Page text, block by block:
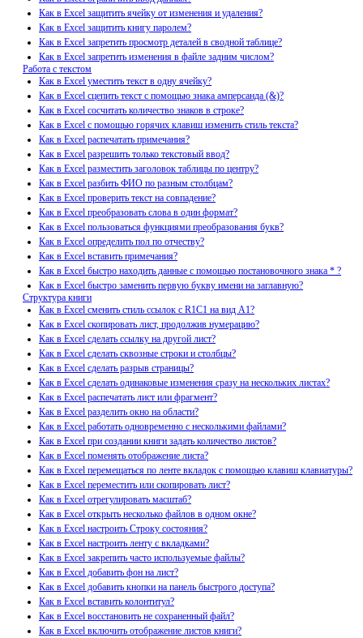
Как в Excel защитить ячейку от изменения и удаления?
Как в Excel защитить книгу паролем?
Как в Excel запретить просмотр деталей в сводной таблице?
Как в Excel запретить изменения в файле задним числом?
Работа с текстом
Как в Excel уместить текст в одну ячейку?
Как в Excel сцепить текст с помощью знака амперсанда (&)?
Как в Excel сосчитать количество знаков в строке?
Как в Excel с помощью горячих клавиш изменить стиль текста?
Как в Excel распечатать примечания?
Как в Excel разрешить только текстовый ввод?
Как в Excel разместить заголовок таблицы по центру?
Как в Excel разбить ФИО по разным столбцам?
Как в Excel проверить текст на совпадение?
Как в Excel преобразовать слова в один формат?
Как в Excel пользоваться функциями преобразования букв?
Как в Excel определить пол по отчеству?
Как в Excel вставить примечания?
Как в Excel быстро находить данные с помощью постановочного знака * ?
Как в Excel быстро заменить первую букву имени на заглавную?
Структура книги
Как в Excel сменить стиль ссылок с R1C1 на вид A1?
Как в Excel скопировать лист, продолжив нумерацию?
Как в Excel сделать ссылку на другой лист?
Как в Excel сделать сквозные строки и столбцы?
Как в Excel сделать разрыв страницы?
Как в Excel сделать одинаковые изменения сразу на нескольких листах?
Как в Excel распечатать лист или фрагмент?
Как в Excel разделить окно на области?
Как в Excel работать одновременно с несколькими файлами?
Как в Excel при создании книги задать количество листов?
Как в Excel поменять отображение листа?
Как в Excel перемещаться по ленте вкладок с помощью клавиш клавиатуры?
Как в Excel переместить или скопировать лист?
Как в Excel отрегулировать масштаб?
Как в Excel открыть несколько файлов в одном окне?
Как в Excel настроить Строку состояния?
Как в Excel настроить ленту с вкладками?
Как в Excel закрепить часто используемые файлы?
Как в Excel добавить фон на лист?
Как в Excel добавить кнопки на панель быстрого доступа?
Как в Excel вставить колонтитул?
Как в Excel восстановить не сохраненный файл?
Как в Excel включить отображение листов книги?